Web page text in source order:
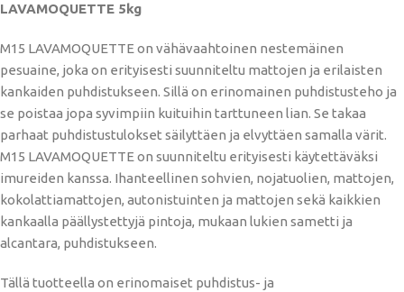
LAVAMOQUETTE 5kg
M15 LAVAMOQUETTE on vähävaahtoinen nestemäinen
pesuaine, joka on erityisesti suunniteltu mattojen ja erilaisten
kankaiden puhdistukseen. Sillä on erinomainen puhdistusteho ja
se poistaa jopa syvimpiin kuituihin tarttuneen lian. Se takaa
parhaat puhdistustulokset säilyttäen ja elvyttäen samalla värit.
M15 LAVAMOQUETTE on suunniteltu erityisesti käytettäväksi
imureiden kanssa. Ihanteellinen sohvien, nojatuolien, mattojen,
kokolattiamattojen, autonistuinten ja mattojen sekä kaikkien
kankaalla päällystettyjä pintoja, mukaan lukien sametti ja
alcantara, puhdistukseen.
Tällä tuotteella on erinomaiset puhdistus- ja